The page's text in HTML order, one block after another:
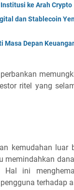
ke Arah Crypto
dan Stablecoin
Masa Depan
ritel yang
kemudahan luar
ini
terhadap